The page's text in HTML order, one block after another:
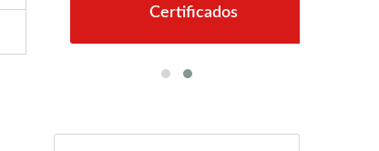
Certificados